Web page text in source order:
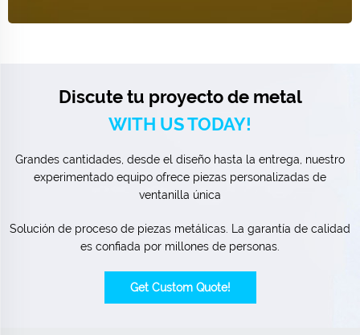
Discute tu proyecto de metal
WITH US TODAY!
Grandes cantidades, desde el diseño hasta la entrega, nuestro
experimentado equipo ofrece piezas personalizadas de
ventanilla única
Solución de proceso de piezas metálicas. La garantía de calidad
es confiada por millones de personas.
Get Custom Quote!